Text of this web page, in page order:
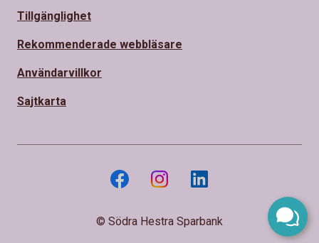
Tillgänglighet
Rekommenderade webbläsare
Användarvillkor
Sajtkarta
© Södra Hestra Sparbank